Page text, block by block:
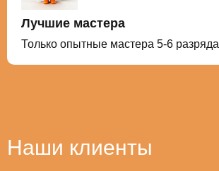
Лучшие мастера
Только опытные мастера 5-6 разряда
Наши клиенты